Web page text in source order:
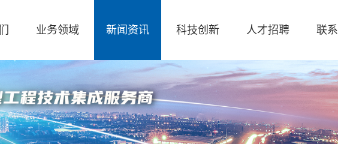
业务领域 新闻资讯 科技创新 人才招聘 联